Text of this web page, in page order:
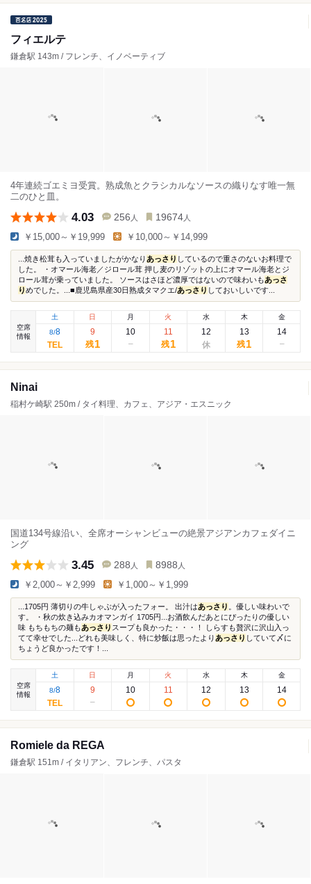
フィエルテ
鎌倉駅 143m / フレンチ、イノベーティブ
4年連続ゴエミヨ受賞。熟成魚とクラシカルなソースの織りなす唯一無
二のひと皿。
4.03 256 人 19674 人
￥15,000～￥19,999 ￥10,000～￥14,999
...焼き松茸も入っていましたがかなり あっさり しているので重さのないお料理で
した。 ・オマール海老／ジロール茸 押し麦のリゾットの上にオマール海老とジ
ロール茸が乗っていました。 ソースはさほど濃厚ではないので味わいもあっさ
りめでした。...■鹿児島県産30日熟成タマクエ/あっさり しておいしいです...
空席
情報
土
8/8
日
9
残1
月
10
火
11
残1
水
12
木
13
残1
金
14
Ninai
稲村ケ崎駅 250m / タイ料理、カフェ、アジア・エスニック
国道134号線沿い、全席オーシャンビューの絶景アジアンカフェダイニ
ング
3.45 288 人 8988 人
￥2,000～￥2,999 ￥1,000～￥1,999
...1705円 薄切りの牛しゃぶが入ったフォー。 出汁はあっさり
。優しい味わいで
す。 ・秋の炊き込みカオマンガイ 1705円...お酒飲んだあとにぴったりの優しい
味 もちもちの麺もあっさり スープも良かった・・・！ しらすも贅沢に沢山入っ
てて幸せでした...どれも美味しく、特に炒飯は思ったより あっさり していて〆に
ちょうど良かったです！...
空席
情報
土
8/8
日
9
月
10
火
11
水
12
木
13
金
14
Romiele da REGA
鎌倉駅 151m / イタリアン、フレンチ、パスタ